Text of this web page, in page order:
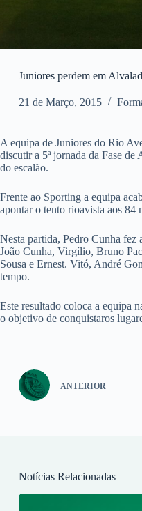
Juniores perdem em
21 de Março, 2015
A equipa de Juniores do Rio
discutir a 5ª jornada da Fase
do escalão.
Frente ao Sporting a equipa
apontar o tento rioavista aos 84
Nesta partida, Pedro Cunha fez
João Cunha, Virgílio, Bruno
Sousa e Ernest. Vitó, André
tempo.
Este resultado coloca a equipa
o objetivo de conquistaros
ANTERIOR
Notícias Relacionadas